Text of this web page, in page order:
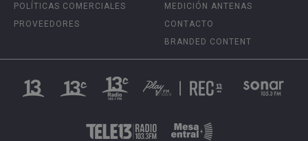
POLÍTICAS COMERCIALES
PROVEEDORES
MEDICIÓN ANTENAS
CONTACTO
BRANDED CONTENT